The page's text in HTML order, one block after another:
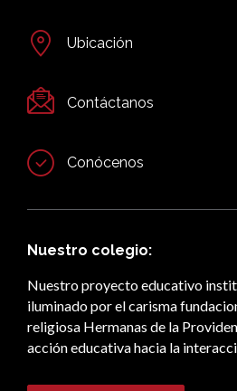
Ubicación
Contáctanos
Conócenos
Nuestro colegio:
Nuestro proyecto educativo
iluminado por el carisma
religiosa Hermanas de la
acción educativa hacia la